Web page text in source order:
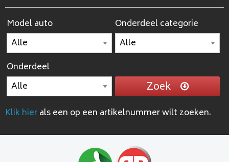
Model auto Onderdeel categorie
Onderdeel
Zoek
Klik hierals een op een artikelnummer wilt zoeken.